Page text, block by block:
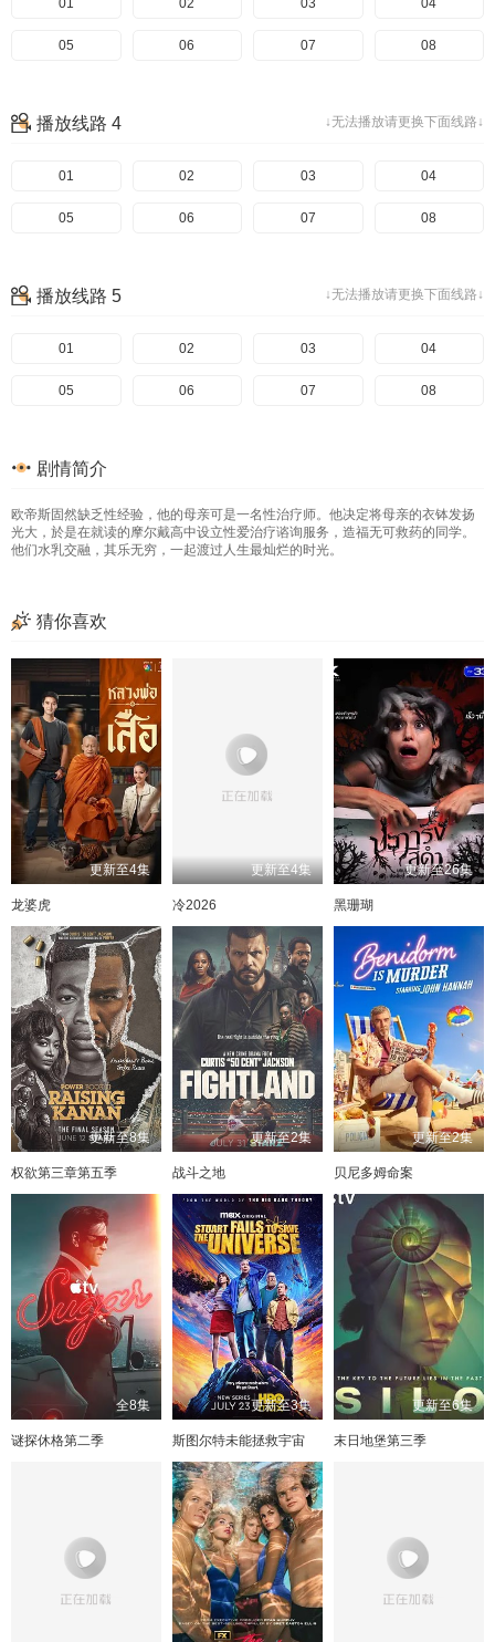
01 02 03 04
05 06 07 08
↓无法播放请更换下面线路↓
播放线路 4
01 02 03 04
05 06 07 08
↓无法播放请更换下面线路↓
播放线路 5
01 02 03 04
05 06 07 08
剧情简介
欧帝斯固然缺乏性经验，他的母亲可是一名性治疗师。他决定将母亲的衣钵发扬
光大，於是在就读的摩尔戴高中设立性爱治疗谘询服务，造福无可救药的同学。
他们水乳交融，其乐无穷，一起渡过人生最灿烂的时光。
猜你喜欢
更新至4集
龙婆虎
更新至4集
冷2026
更新至26集
黑珊瑚
更新至8集
权欲第三章第五季
更新至2集
战斗之地
更新至2集
贝尼多姆命案
全8集
谜探休格第二季
更新至3集
斯图尔特未能拯救宇宙
更新至6集
末日地堡第三季